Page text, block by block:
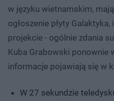
w języku wietnamskim,
ogłoszenie płyty
projekcie - ogólnie zdania
Kuba Grabowski ponownie
informacje pojawiają się w
W 27 sekundzie